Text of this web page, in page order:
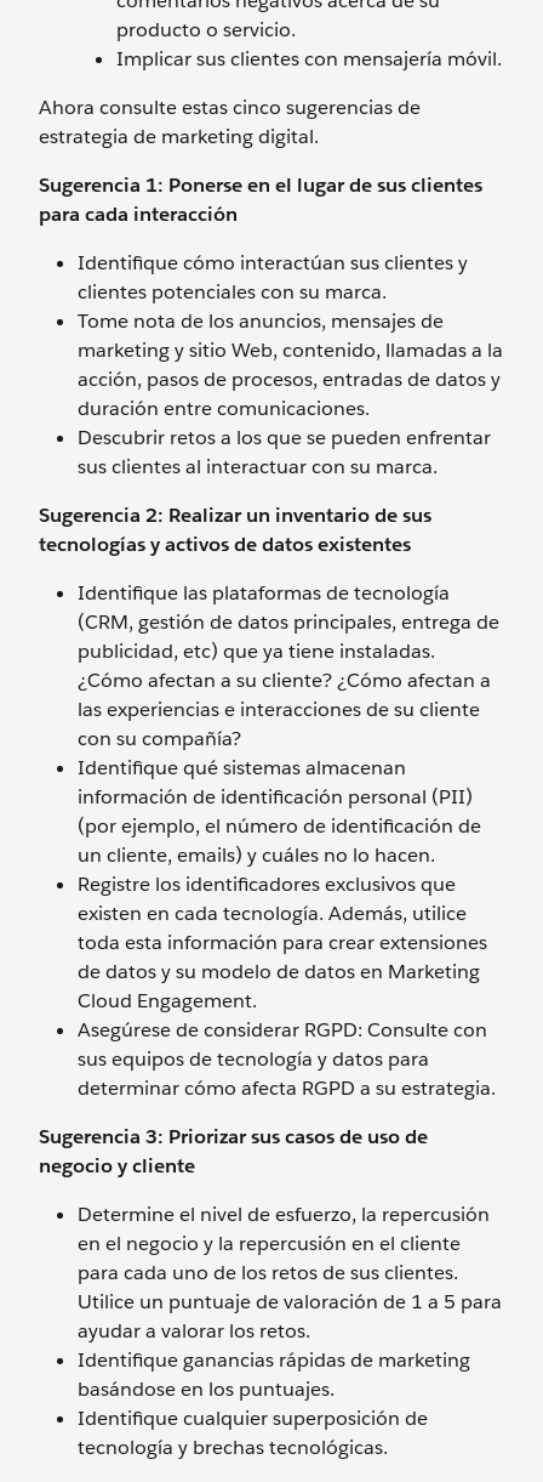
producto o servicio.
Implicar sus clientes con mensajería móvil.
Ahora consulte estas cinco sugerencias de
estrategia de marketing digital.
Sugerencia 1: Ponerse en el lugar de sus clientes
para cada interacción
Identifique cómo interactúan sus clientes y
clientes potenciales con su marca.
Tome nota de los anuncios, mensajes de
marketing y sitio Web, contenido, llamadas a la
acción, pasos de procesos, entradas de datos y
duración entre comunicaciones.
Descubrir retos a los que se pueden enfrentar
sus clientes al interactuar con su marca.
Sugerencia 2: Realizar un inventario de sus
tecnologías y activos de datos existentes
Identifique las plataformas de tecnología
(CRM, gestión de datos principales, entrega de
publicidad, etc) que ya tiene instaladas.
¿Cómo afectan a su cliente? ¿Cómo afectan a
las experiencias e interacciones de su cliente
con su compañía?
Identifique qué sistemas almacenan
información de identificación personal (PII)
(por ejemplo, el número de identificación de
un cliente, emails) y cuáles no lo hacen.
Registre los identificadores exclusivos que
existen en cada tecnología. Además, utilice
toda esta información para crear extensiones
de datos y su modelo de datos en Marketing
Cloud Engagement.
Asegúrese de considerar RGPD: Consulte con
sus equipos de tecnología y datos para
determinar cómo afecta RGPD a su estrategia.
Sugerencia 3: Priorizar sus casos de uso de
negocio y cliente
Determine el nivel de esfuerzo, la repercusión
en el negocio y la repercusión en el cliente
para cada uno de los retos de sus clientes.
Utilice un puntuaje de valoración de 1 a 5 para
ayudar a valorar los retos.
Identifique ganancias rápidas de marketing
basándose en los puntuajes.
Identifique cualquier superposición de
tecnología y brechas tecnológicas.